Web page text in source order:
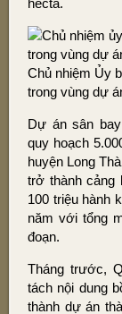
hecta.
Chủ nhiệm Ủy
trong vùng dự
Dự án sân
quy hoạch
huyện Long
trở thành cảng
100 triệu hành
năm với tổng
đoạn.
Tháng trước,
tách nội dung
thành dự án